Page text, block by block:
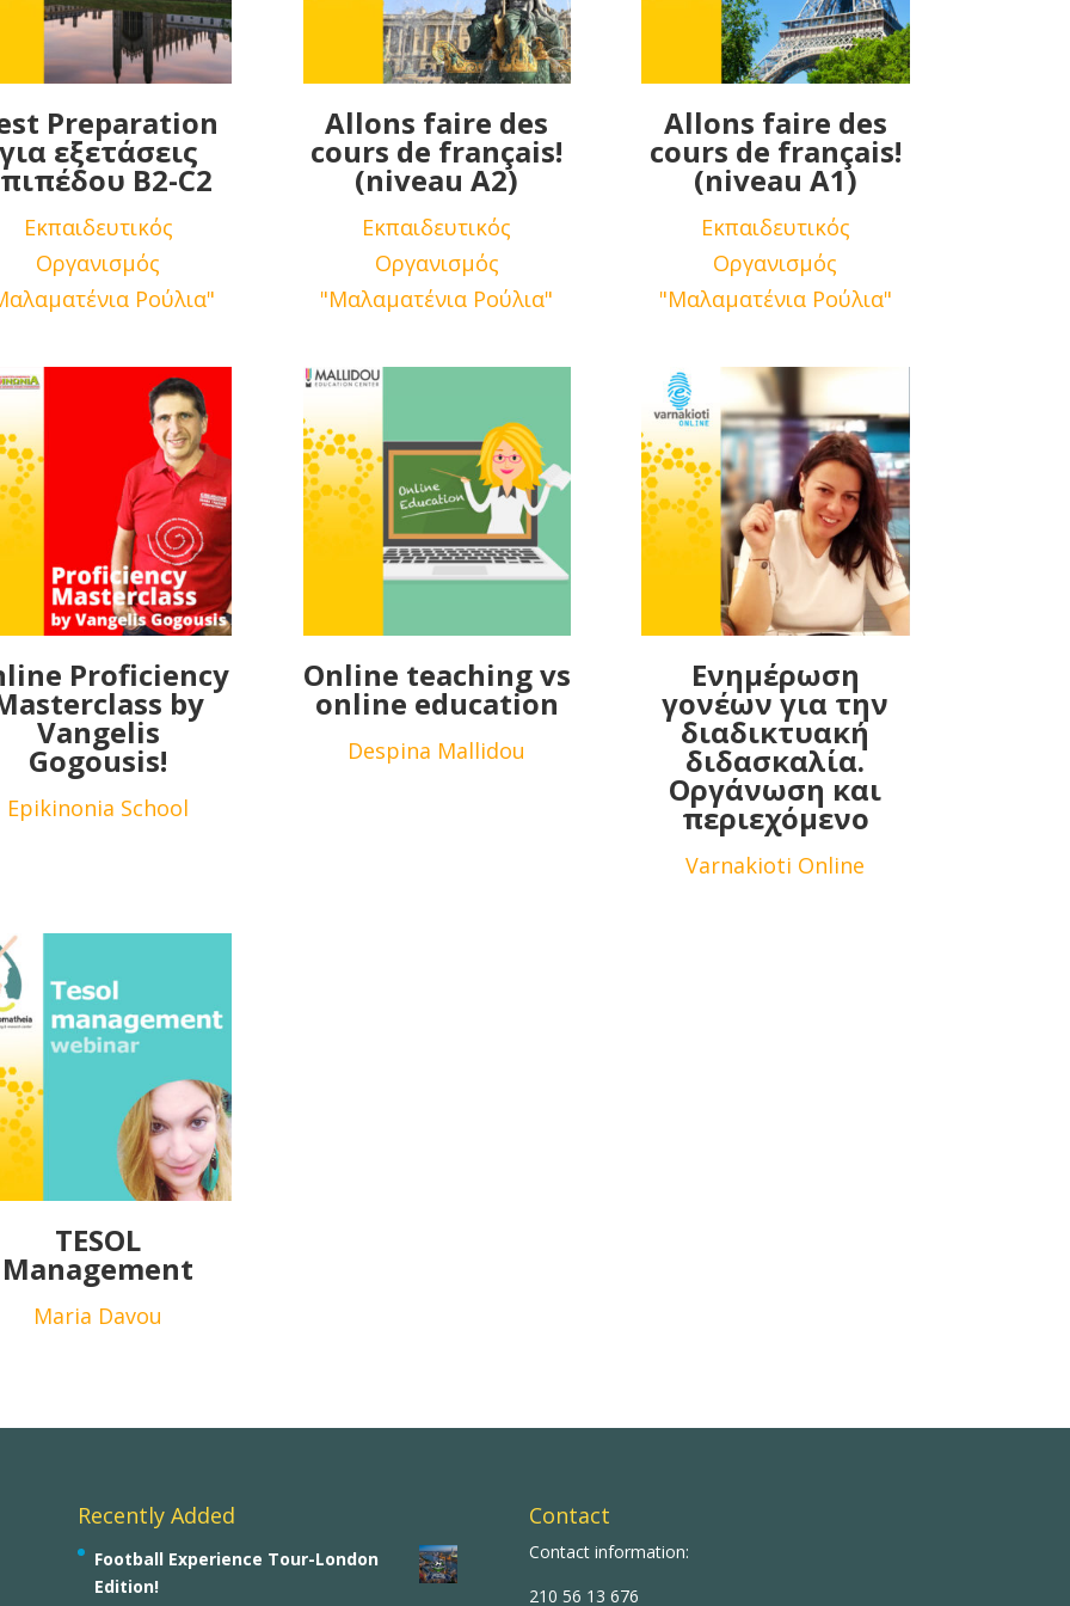
Preparation
εξετάσεις
Β2-C2
Εκπαιδευτικός
Οργανισμός
Ρούλια"
Αllons faire des
cours de français!
(niveau A2)
Εκπαιδευτικός
Οργανισμός
"Μαλαματένια Ρούλια"
Αllons faire des
cours de français!
(niveau A1)
Εκπαιδευτικός
Οργανισμός
"Μαλαματένια Ρούλια"
Proficiency
by
Vangelis
Gogousis!
Epikinonia School
Online teaching vs
online education
Despina Mallidou
Ενημέρωση
γονέων για την
διαδικτυακή
διδασκαλία.
Οργάνωση και
περιεχόμενο
Varnakioti Online
TESOL
Management
Maria Davou
Recently Added
Football Experience Tour-London
Edition!
Contact
Contact information:
210 56 13 676